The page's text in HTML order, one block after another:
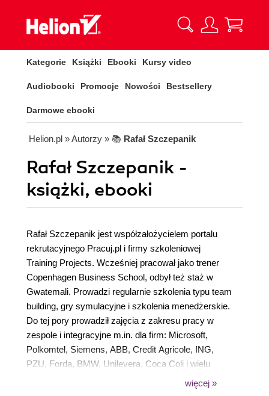
Kategorie Książki Ebooki Kursy video
Audiobooki Promocje Nowości Bestsellery
Darmowe ebooki
Helion.pl » Autorzy » 📚 Rafał Szczepanik
Rafał Szczepanik -
książki, ebooki
Rafał Szczepanik jest współzałożycielem portalu
rekrutacyjnego Pracuj.pl i firmy szkoleniowej
Training Projects. Wcześniej pracował jako trener
Copenhagen Business School, odbył też staż w
Gwatemali. Prowadzi regularnie szkolenia typu team
building, gry symulacyjne i szkolenia menedżerskie.
Do tej pory prowadził zajęcia z zakresu pracy w
zespole i integracyjne m.in. dla firm: Microsoft,
Polkomtel, Siemens, ABB, Credit Agricole, ING,
PZU, Forda, BMW, Unilevera, Coca Coli i wielu
więcej »